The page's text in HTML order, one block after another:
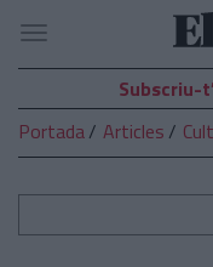
El
Temps
Navegació
Subscriu-
Portada
Articles